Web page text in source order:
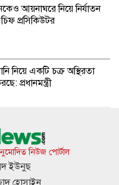
আয়নাঘরে নিয়ে নির্যাতন
প্রসিকিউটর
নিয়ে একটি চক্র অস্থিরতা
প্রধানমন্ত্রী
২০২ অভিবাসী উদ্ধার,
নিউজ পোর্টাল
ইউনুছ